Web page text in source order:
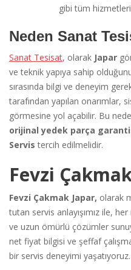
gibi tüm
Neden Sanat
Sanat Tesisat, olarak Japar
ve teknik yapıya sahip
sırasında bilgi ve deneyim
tarafından yapılan onarımlar,
görmesine yol açabilir. Bu
orijinal yedek parça
Servis tercih edilmelidir.
Fevzi
Fevzi Çakmak Japar, olarak
tutan servis anlayışımız ile,
ve uzun ömürlü çözümler
net fiyat bilgisi ve şeffaf
bir servis deneyimi yaşatıyoruz.